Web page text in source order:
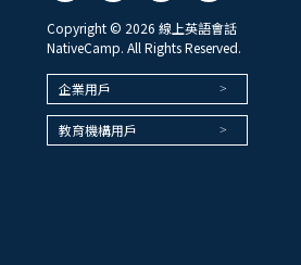
Copyright © 2026 線上英語會話
NativeCamp. All Rights Reserved.
企業用戶
教育機構用戶